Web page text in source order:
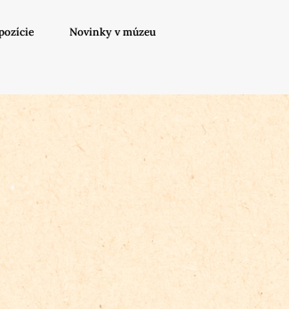
Novinky v múzeu